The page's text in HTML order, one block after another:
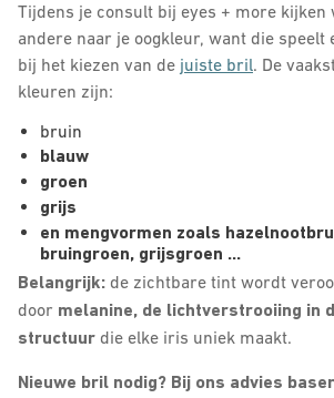
Tijdens je consult bij eyes + more kijken
andere naar je oogkleur, want die speelt
bij het kiezen van de juiste bril. De
kleuren zijn:
bruin
blauw
groen
grijs
en mengvormen zoals
bruingroen, grijsgroen …
Belangrijk: de zichtbare tint wordt
door melanine, de lichtverstrooiing in
structuur die elke iris uniek maakt.
Nieuwe bril nodig? Bij ons advies